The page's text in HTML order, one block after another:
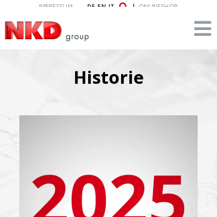
IMPRESSUM DE EN IT ONLINESHOP
Historie